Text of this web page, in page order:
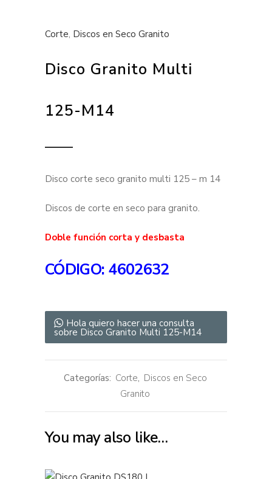
Corte, Discos en Seco Granito
Disco Granito Multi
125-M14
Disco corte seco granito multi 125 – m 14
Discos de corte en seco para granito.
Doble función corta y desbasta
CÓDIGO: 4602632
Hola quiero hacer una consulta
sobre Disco Granito Multi 125-M14
Categorías: Corte, Discos en Seco
Granito
You may also like…